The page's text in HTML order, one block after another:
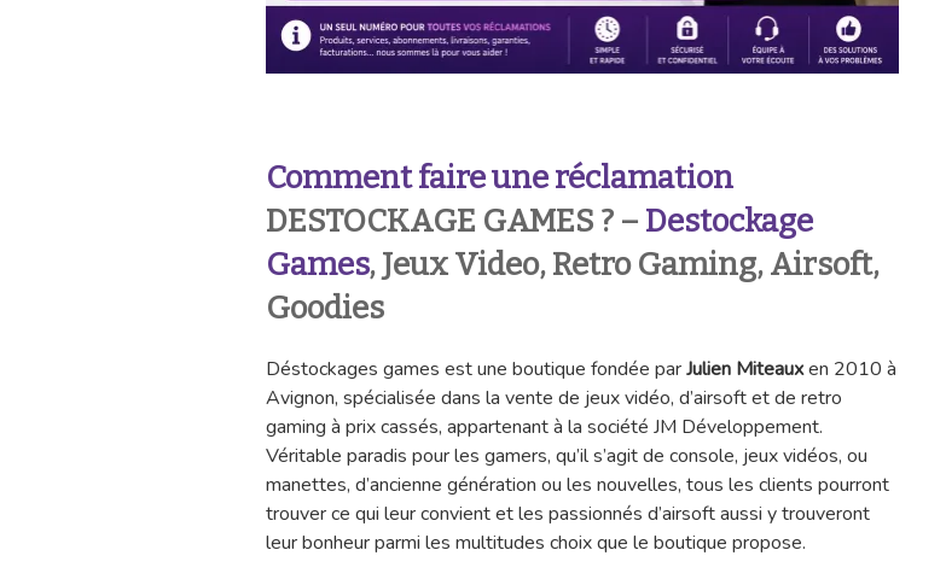
Comment faire une réclamation
DESTOCKAGE GAMES ? – Destockage
Games, Jeux Video, Retro Gaming, Airsoft,
Goodies
Déstockages games est une boutique fondée parJulien Miteauxen 2010 à
Avignon, spécialisée dans la vente de jeux vidéo, d’airsoft et de retro
gaming à prix cassés, appartenant à la société JM Développement.
Véritable paradis pour les gamers, qu’il s’agit de console, jeux vidéos, ou
manettes, d’ancienne génération ou les nouvelles, tous les clients pourront
trouver ce qui leur convient et les passionnés d’airsoft aussi y trouveront
leur bonheur parmi les multitudes choix que le boutique propose.